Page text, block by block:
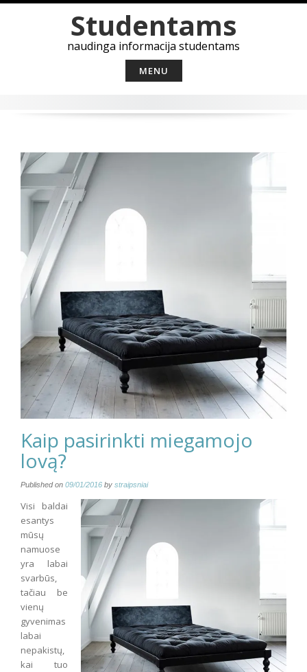
Studentams
naudinga informacija studentams
MENU
Kaip pasirinkti miegamojo
lovą?
Published on 09/01/2016 by straipsniai
Visi baldai
esantys
mūsų
namuose
yra labai
svarbūs,
tačiau be
vienų
gyvenimas
labai
nepakistų,
kai tuo